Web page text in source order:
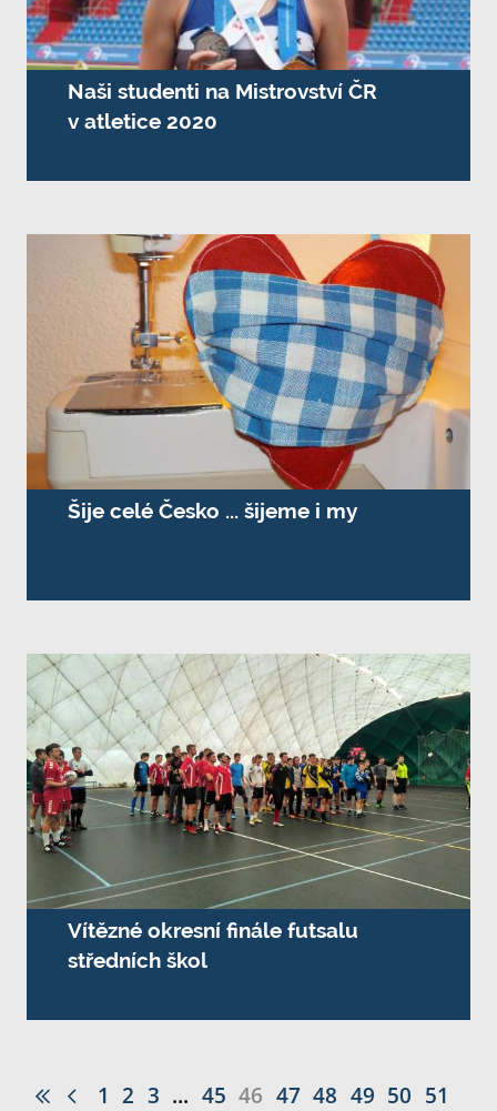
Naši studenti na Mistrovství ČR
v atletice 2020
Šije celé Česko ... šijeme i my
Vítězné okresní finále futsalu
středních škol
1 2 3 ... 45 46 47 48 49 50 51